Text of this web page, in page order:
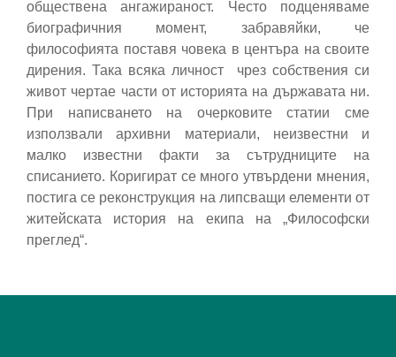
обществена ангажираност. Често подценяваме
биографичния момент, забравяйки, че
философията поставя човека в центъра на своите
дирения. Така всяка личност чрез собствения си
живот чертае части от историята на държавата ни.
При написването на очерковите статии сме
използвали архивни материали, неизвестни и
малко известни факти за сътрудниците на
списанието. Коригират се много утвърдени мнения,
постига се реконструкция на липсващи елементи от
житейската история на екипа на „Философски
преглед“.